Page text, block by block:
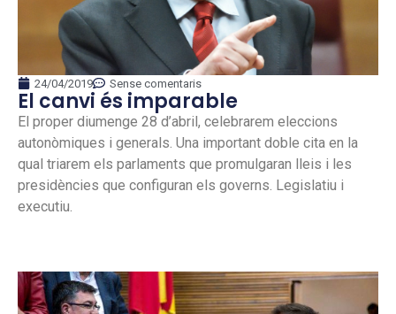
24/04/2019 Sense comentaris
El canvi és imparable
El proper diumenge 28 d’abril, celebrarem eleccions
autonòmiques i generals. Una important doble cita en la
qual triarem els parlaments que promulgaran lleis i les
presidències que configuran els governs. Legislatiu i
executiu.